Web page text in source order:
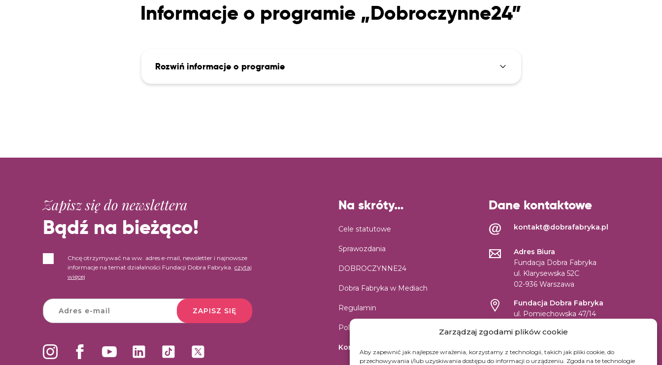
Zarządzaj zgodami plików cookie
Aby zapewnić jak najlepsze wrażenia, korzystamy z technologii, takich jak pliki cookie, do
przechowywania i/lub uzyskiwania dostępu do informacji o urządzeniu. Zgoda na te technologie
Informacje o programie „Dobroczynne24”
Rozwiń informacje o programie
Zapisz się do newslettera
Bądź na bieżąco!
Chcę otrzymywać na ww. adres e-mail, newsletter i najnowsze
informacje na temat działalności Fundacji Dobra Fabryka. czytaj
więcej
ZAPISZ SIĘ
Na skróty…
Cele statutowe
Sprawozdania
DOBROCZYNNE24
Dobra Fabryka w Mediach
Regulamin
Polityka prywatności
Kontakt
Dane kontaktowe
kontakt@dobrafabryka.pl
Adres Biura
Fundacja Dobra Fabryka
ul. Klarysewska 52C
02-936 Warszawa
Fundacja Dobra Fabryka
ul. Pomiechowska 47/14
REGON: 147361669